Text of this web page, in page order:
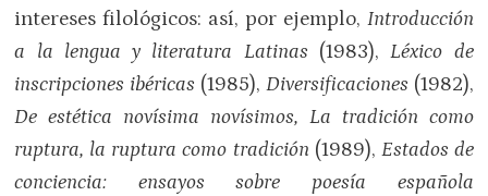
intereses filológicos: así, por ejemplo, Introducción
a la lengua y literatura Latinas (1983),Léxico de
inscripciones ibéricas (1985), Diversificaciones (1982),
De estética novísima novísimos, La tradición como
ruptura, la ruptura como tradición (1989), Estados de
conciencia: ensayos sobre poesía española